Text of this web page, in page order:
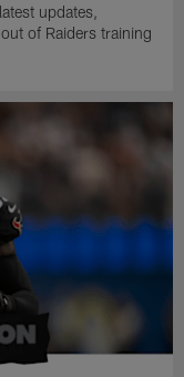
updates,
of Raiders training